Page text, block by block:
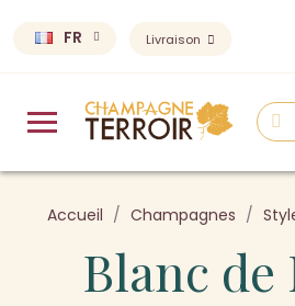
FR Livraison
Accueil Champagnes
Blanc de